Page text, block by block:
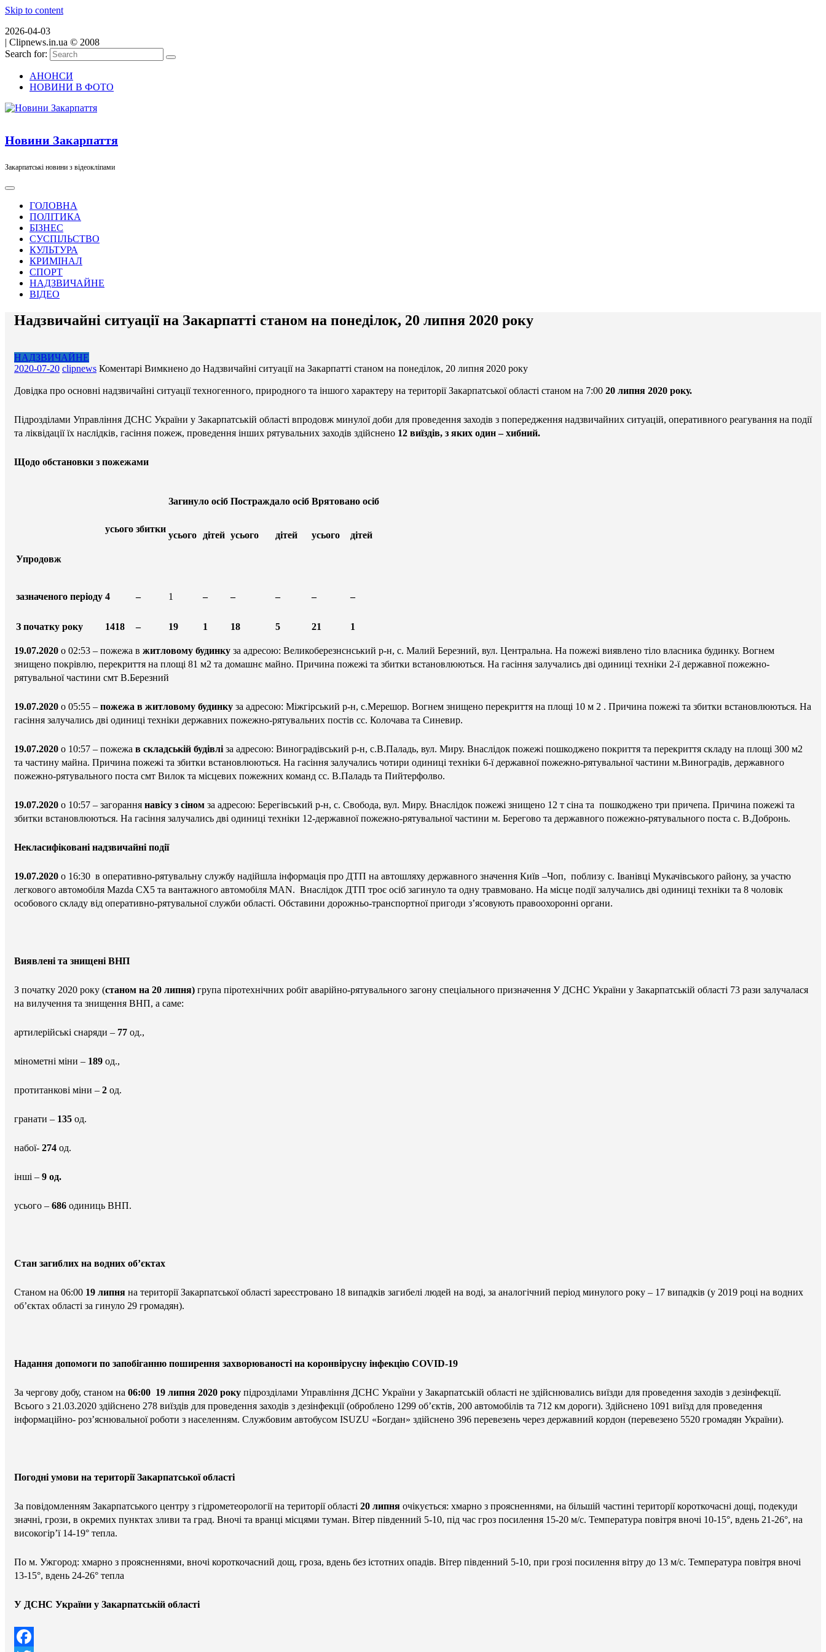
Skip to content
2026-04-03
| Clipnews.in.ua © 2008
Search for:
АНОНСИ
НОВИНИ В ФОТО
Новини Закарпаття
Закарпатські новини з відеокліпами
ГОЛОВНА
ПОЛІТИКА
БІЗНЕС
СУСПІЛЬСТВО
КУЛЬТУРА
КРИМІНАЛ
СПОРТ
НАДЗВИЧАЙНЕ
ВІДЕО
Надзвичайні ситуації на Закарпатті станом на понеділок, 20 липня 2020 року
НАДЗВИЧАЙНЕ
2020-07-20 clipnews Коментарі Вимкнено до Надзвичайні ситуації на Закарпатті станом на понеділок, 20 липня 2020 року
Довідка про основні надзвичайні ситуації техногенного, природного та іншого характеру на території Закарпатської області станом на 7:00 20 липня 2020 року.
Підрозділами Управління ДСНС України у Закарпатській області впродовж минулої доби для проведення заходів з попередження надзвичайних ситуацій, оперативного реагування на події
та ліквідації їх наслідків, гасіння пожеж, проведення інших рятувальних заходів здійснено 12 виїздів, з яких один – хибний.
Щодо обстановки з пожежами
усього збитки
Загинуло осіб Постраждало осіб Врятовано осіб
усього дітей усього дітей усього дітей
Упродовж
зазначеного періоду 4 – 1 – – – – –
З початку року 1418 – 19 1 18 5 21 1
19.07.2020 о 02:53 – пожежа в житловому будинку за адресою: Великоберезнснський р-н, с. Малий Березний, вул. Центральна. На пожежі виявлено тіло власника будинку. Вогнем
знищено покрівлю, перекриття на площі 81 м2 та домашнє майно. Причина пожежі та збитки встановлюються. На гасіння залучались дві одиниці техніки 2-ї державної пожежно-
рятувальної частини смт В.Березний
19.07.2020 о 05:55 – пожежа в житловому будинку за адресою: Міжгірський р-н, с.Мерешор. Вогнем знищено перекриття на площі 10 м 2 . Причина пожежі та збитки встановлюються. На
гасіння залучались дві одиниці техніки державних пожежно-рятувальних постів сс. Колочава та Синевир.
19.07.2020 о 10:57 – пожежа в складській будівлі за адресою: Виноградівський р-н, с.В.Паладь, вул. Миру. Внаслідок пожежі пошкоджено покриття та перекриття складу на площі 300 м2
та частину майна. Причина пожежі та збитки встановлюються. На гасіння залучались чотири одиниці техніки 6-ї державної пожежно-рятувальної частини м.Виноградів, державного
пожежно-рятувального поста смт Вилок та місцевих пожежних команд сс. В.Паладь та Пийтерфолво.
19.07.2020 о 10:57 – загорання навісу з сіном за адресою: Берегівський р-н, с. Свобода, вул. Миру. Внаслідок пожежі знищено 12 т сіна та пошкоджено три причепа. Причина пожежі та
збитки встановлюються. На гасіння залучались дві одиниці техніки 12-державної пожежно-рятувальної частини м. Берегово та державного пожежно-рятувального поста с. В.Добронь.
Некласифіковані надзвичайні події
19.07.2020 о 16:30 в оперативно-рятувальну службу надійшла інформація про ДТП на автошляху державного значення Київ –Чоп, поблизу с. Іванівці Мукачівського району, за участю
легкового автомобіля Mazda CX5 та вантажного автомобіля MAN. Внаслідок ДТП троє осіб загинуло та одну травмовано. На місце події залучались дві одиниці техніки та 8 чоловік
особового складу від оперативно-рятувальної служби області. Обставини дорожньо-транспортної пригоди з’ясовують правоохоронні органи.
Виявлені та знищені ВНП
З початку 2020 року (станом на 20 липня) група піротехнічних робіт аварійно-рятувального загону спеціального призначення У ДСНС України у Закарпатській області 73 рази залучалася
на вилучення та знищення ВНП, а саме:
артилерійські снаряди – 77 од.,
мінометні міни – 189 од.,
протитанкові міни – 2 од.
гранати – 135 од.
набої- 274 од.
інші – 9 од.
усього – 686 одиниць ВНП.
Стан загиблих на водних об’єктах
Станом на 06:00 19 липня на території Закарпатської області зареєстровано 18 випадків загибелі людей на воді, за аналогічний період минулого року – 17 випадків (у 2019 році на водних
об’єктах області за гинуло 29 громадян).
Надання допомоги по запобіганню поширення захворюваності на коронвірусну інфекцію COVID-19
За чергову добу, станом на 06:00 19 липня 2020 року підрозділами Управління ДСНС України у Закарпатській області не здійснювались виїзди для проведення заходів з дезінфекції.
Всього з 21.03.2020 здійснено 278 виїздів для проведення заходів з дезінфекції (оброблено 1299 об’єктів, 200 автомобілів та 712 км дороги). Здійснено 1091 виїзд для проведення
інформаційно- роз’яснювальної роботи з населенням. Службовим автобусом ISUZU «Богдан» здійснено 396 перевезень через державний кордон (перевезено 5520 громадян України).
Погодні умови на території Закарпатської області
За повідомленням Закарпатського центру з гідрометеорології на території області 20 липня очікується: хмарно з проясненнями, на більшій частині території короткочасні дощі, подекуди
значні, грози, в окремих пунктах зливи та град. Вночі та вранці місцями туман. Вітер південний 5-10, під час гроз посилення 15-20 м/с. Температура повітря вночі 10-15°, вдень 21-26°, на
високогір’ї 14-19° тепла.
По м. Ужгород: хмарно з проясненнями, вночі короткочасний дощ, гроза, вдень без істотних опадів. Вітер південний 5-10, при грозі посилення вітру до 13 м/с. Температура повітря вночі
13-15°, вдень 24-26° тепла
У ДСНС України у Закарпатській області